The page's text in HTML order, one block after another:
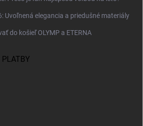
Uvoľnená elegancia a priedušné materiály
do košieľ OLYMP a ETERNA